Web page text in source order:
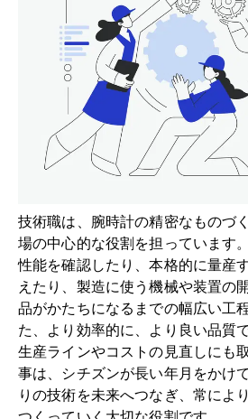
ニュース
ヘルプ
技術職は、腕時計の精密なものづ
場の中心的な役割を担っています
性能を確認したり、本格的に量産
えたり、製造に使う機械や装置の
品がかたちになるまでの幅広い工
た、より効率的に、より良い品質
生産ラインやコストの見直しにも
事は、シチズンが長い年月をかけ
りの技術を未来へつなぎ、常によ